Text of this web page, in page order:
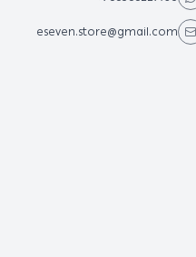
eseven.store@gmail.com